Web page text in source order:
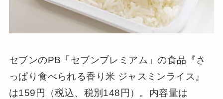
セブンのPB「セブンプレミアム」の食品『さ
っぱり食べられる香り米 ジャスミンライス』
は159円（税込、税別148円）。内容量は